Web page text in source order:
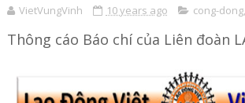
VietVungVinh 10 years ago cong-dong,
Thông cáo Báo chí của Liên đoàn